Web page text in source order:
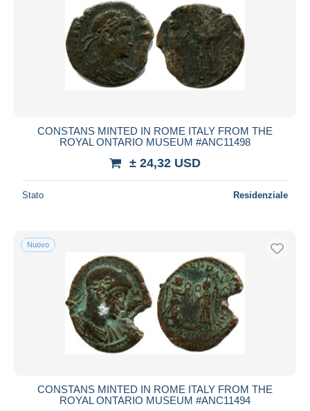
CONSTANS MINTED IN ROME ITALY FROM THE
ROYAL ONTARIO MUSEUM #ANC11498
± 24,32 USD
Stato Residenziale
Nuovo
CONSTANS MINTED IN ROME ITALY FROM THE
ROYAL ONTARIO MUSEUM #ANC11494